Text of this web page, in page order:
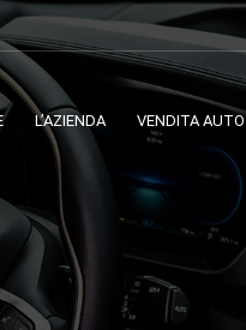
L’AZIENDA VENDITA AUTO